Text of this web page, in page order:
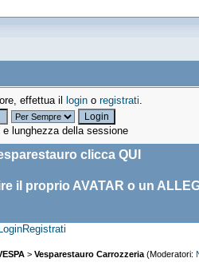
effettua il login o registrati.
lunghezza della sessione
clicca QUI
il proprio AVATAR o un
LoginRegistrati
> Vesparestauro Carrozzeria (Moderatori: